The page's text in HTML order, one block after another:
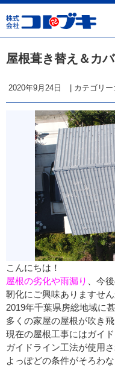
屋根葺き替え＆カ
2020年9月24日 カテゴリー:
こんにちは！
屋根の劣化や雨漏り
、今
靭化にご興味ありますせん
2019年千葉県房総地域に
多くの家屋の屋根が吹き
現在の屋根工事にはガイ
ガイドライン工法が使用
よっぽどの条件がそろわ